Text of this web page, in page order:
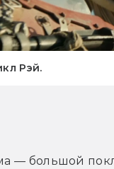
Рэй.
— большой